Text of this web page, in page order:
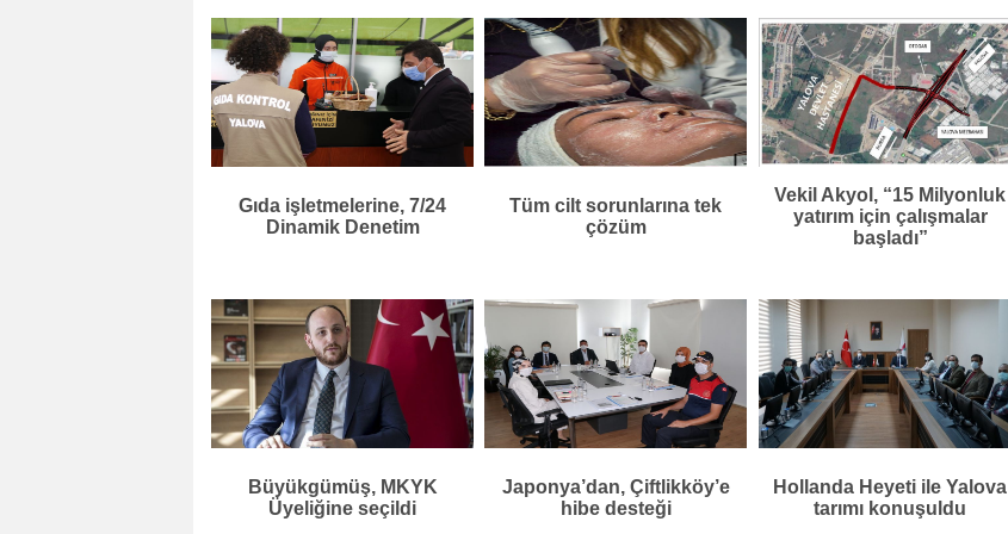
Gıda işletmelerine, 7/24
Dinamik Denetim
Tüm cilt sorunlarına tek
çözüm
Vekil Akyol, “15 Milyonluk
yatırım için çalışmalar
başladı”
Büyükgümüş, MKYK
Üyeliğine seçildi
Japonya’dan, Çiftlikköy’e
hibe desteği
Hollanda Heyeti ile Yalova
tarımı konuşuldu